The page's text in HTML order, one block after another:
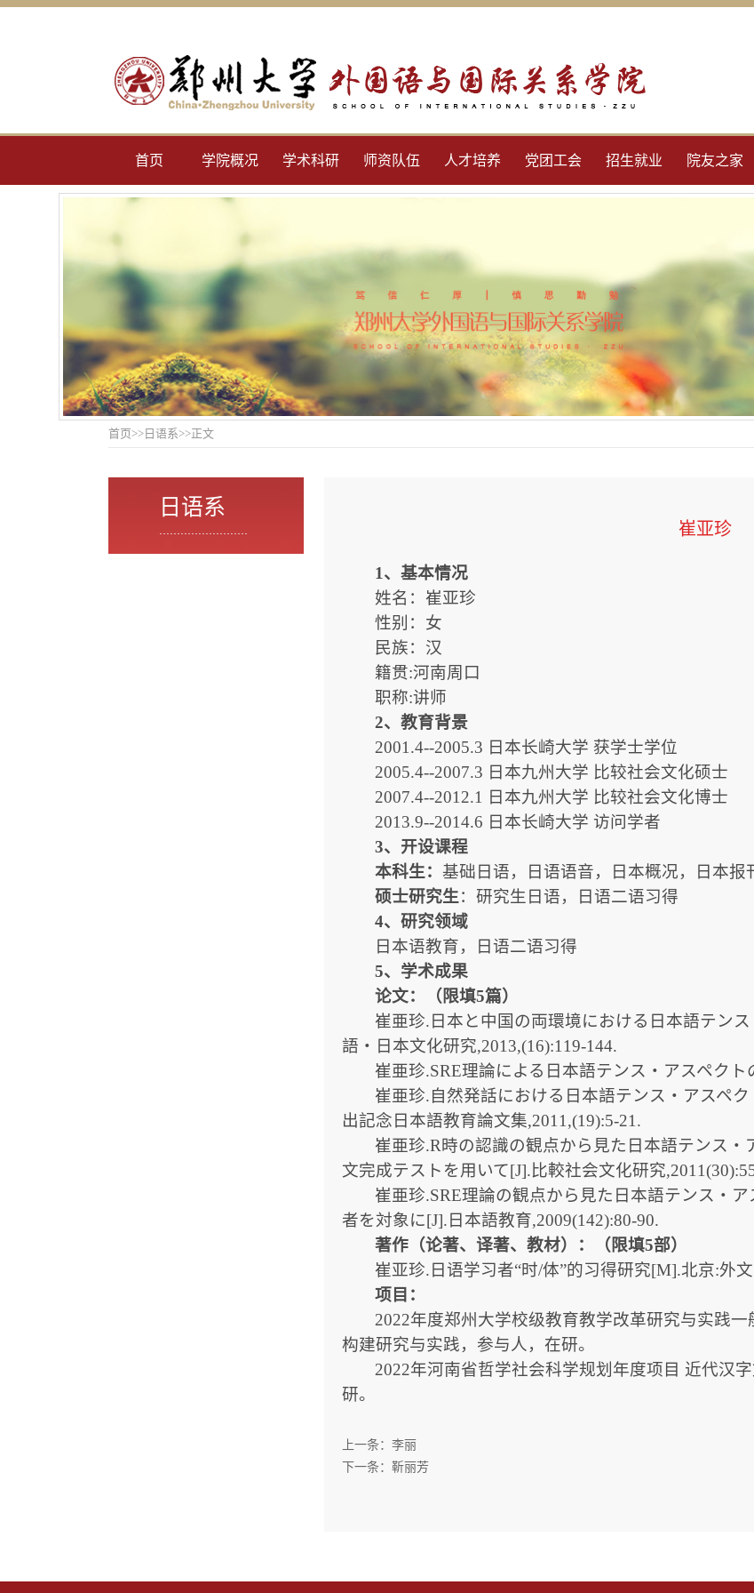
首页 学院概况 学术科研 师资队伍 人才培养 党团工会 招生就业 院友之家
首页>> 日语系>>正文
日语系
崔亚珍
1、基本情况
姓名：崔亚珍
性别：女
民族：汉
籍贯:河南周口
职称:讲师
2、教育背景
2001.4--2005.3 日本长崎大学 获学士学位
2005.4--2007.3 日本九州大学 比较社会文化硕士
2007.4--2012.1 日本九州大学 比较社会文化博士
2013.9--2014.6 日本长崎大学 访问学者
3、开设课程
本科生：基础日语，日语语音，日本概况，日本报
硕士研究生：研究生日语，日语二语习得
4、研究领域
日本语教育，日语二语习得
5、学术成果
论文：（限填5篇）
崔亜珍.日本と中国の両環境における日本語テン
語・日本文化研究,2013,(16):119-144.
崔亜珍.SRE理論による日本語テンス・アスペクト
崔亜珍.自然発話における日本語テンス・アスペ
出記念日本語教育論文集,2011,(19):5-21.
崔亜珍.R時の認識の観点から見た日本語テンス
文完成テストを用いて[J].比較社会文化研究
崔亜珍.SRE理論の観点から見た日本語テンス・
者を対象に[J].日本語教育,2009(142):80-90.
著作（论著、译著、教材）：（限填5部）
崔亚珍.日语学习者“时/体”的习得研究[M].北京:外
项目：
2022年度郑州大学校级教育教学改革研究与实践
构建研究与实践，参与人，在研。
2022年河南省哲学社会科学规划年度项目 近代汉
研。
上一条： 李丽
下一条： 靳丽芳